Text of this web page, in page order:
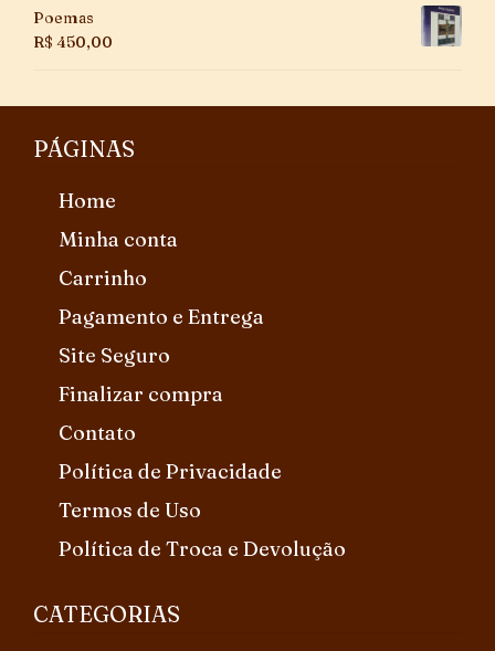
Poemas
R$ 450,00
PÁGINAS
Home
Minha conta
Carrinho
Pagamento e Entrega
Site Seguro
Finalizar compra
Contato
Política de Privacidade
Termos de Uso
Política de Troca e Devolução
CATEGORIAS